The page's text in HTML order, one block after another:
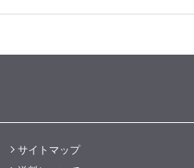
サイトマップ